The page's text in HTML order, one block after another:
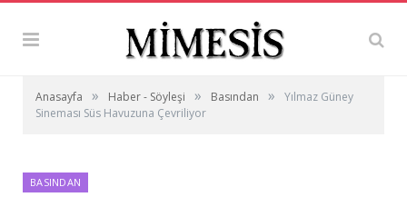
Anasayfa » Haber - Söyleşi » Basından »
Yılmaz Güney
Sineması Süs Havuzuna Çevriliyor
BASINDAN